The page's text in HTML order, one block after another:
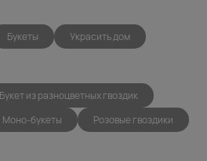
Букеты Украсить дом
Букет из разноцветных гвоздик
Моно-букеты Розовые гвоздики